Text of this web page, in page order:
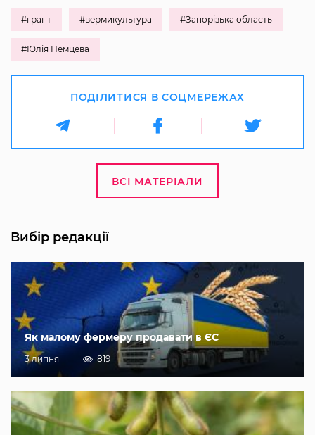
#грант #вермикультура #Запорізька область
#Юлія Немцева
ПОДІЛИТИСЯ В СОЦМЕРЕЖАХ
ВСІ МАТЕРІАЛИ
Вибір редакції
Як малому фермеру продавати в ЄС
3 липня 819